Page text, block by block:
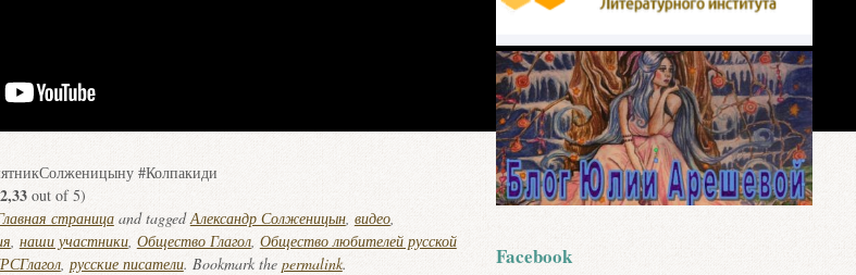
#Колпакиди
2,33out of 5)
страницаand taggedАлександр Солженицын, видео,
, наши участники, Общество Глагол, Общество любителей русской
, русские писатели. Bookmark the permalink. Facebook